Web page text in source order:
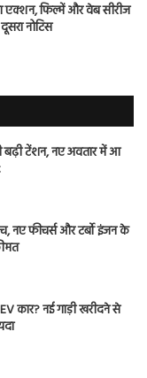
एक्शन, फिल्में और वेब सीरीज
नोटिस
टेंशन, नए अवतार में आ
नए फीचर्स और टर्बो इंजन के
कार? नई गाड़ी खरीदने से